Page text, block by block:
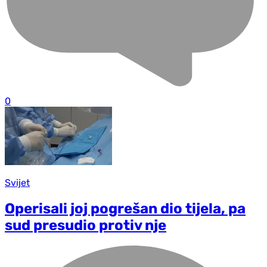
0
Svijet
Operisali joj pogrešan dio tijela, pa
sud presudio protiv nje